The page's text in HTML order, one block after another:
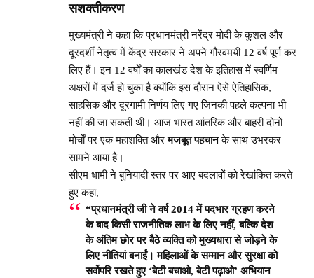
सशक्तीकरण
मुख्यमंत्री ने कहा कि प्रधानमंत्री नरेंद्र मोदी के कुशल और
दूरदर्शी नेतृत्व में केंद्र सरकार ने अपने गौरवमयी 12 वर्ष पूर्ण कर
लिए हैं। इन 12 वर्षों का कालखंड देश के इतिहास में स्वर्णिम
अक्षरों में दर्ज हो चुका है क्योंकि इस दौरान ऐसे ऐतिहासिक,
साहसिक और दूरगामी निर्णय लिए गए जिनकी पहले कल्पना भी
नहीं की जा सकती थी। आज भारत आंतरिक और बाहरी दोनों
मोर्चों पर एक महाशक्ति औरमजबूत पहचानके साथ उभरकर
सामने आया है।
सीएम धामी ने बुनियादी स्तर पर आए बदलावों को रेखांकित करते
हुए कहा,
“प्रधानमंत्री जी ने वर्ष 2014 में पदभार ग्रहण करने
के बाद किसी राजनीतिक लाभ के लिए नहीं, बल्कि देश
के अंतिम छोर पर बैठे व्यक्ति को मुख्यधारा से जोड़ने के
लिए नीतियां बनाईं। महिलाओं के सम्मान और सुरक्षा को
सर्वोपरि रखते हुए ‘बेटी बचाओ, बेटी पढ़ाओ’ अभियान